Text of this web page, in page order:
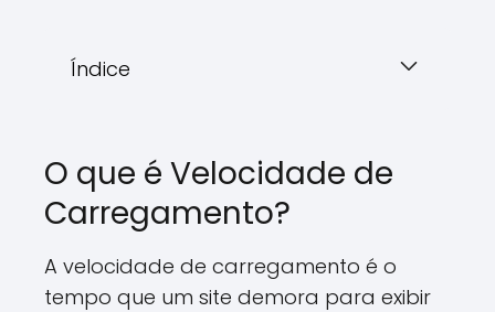
Índice
O que é Velocidade de
Carregamento?
A velocidade de carregamento é o
tempo que um site demora para exibir